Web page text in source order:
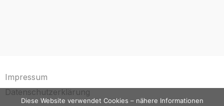
Impressum
Datenschutzerklärung
Diese Website verwendet Cookies – nähere Informationen